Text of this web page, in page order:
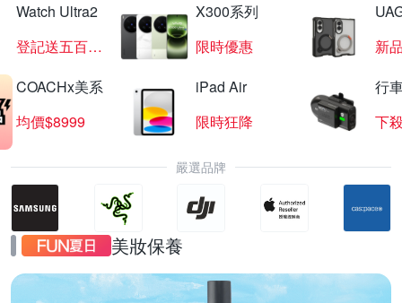
Watch Ultra2
登記送五百超贈點
X300系列
限時優惠
新
COACHx美系
均價$8999
iPad Air
限時狂降
行
下
嚴選品牌
美妝保養